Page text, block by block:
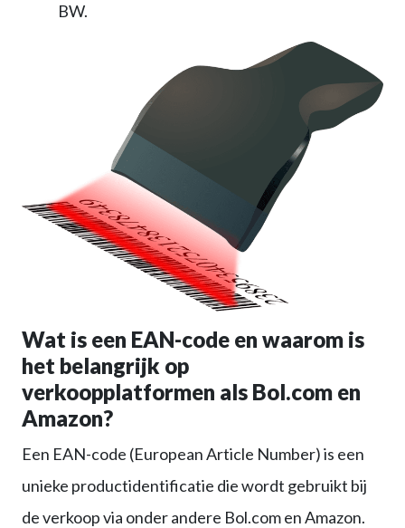
BW.
Wat is een EAN-code en waarom is
het belangrijk op
verkoopplatformen als Bol.com en
Amazon?
Een EAN-code (European Article Number) is een
unieke productidentificatie die wordt gebruikt bij
de verkoop via onder andere Bol.com en Amazon.